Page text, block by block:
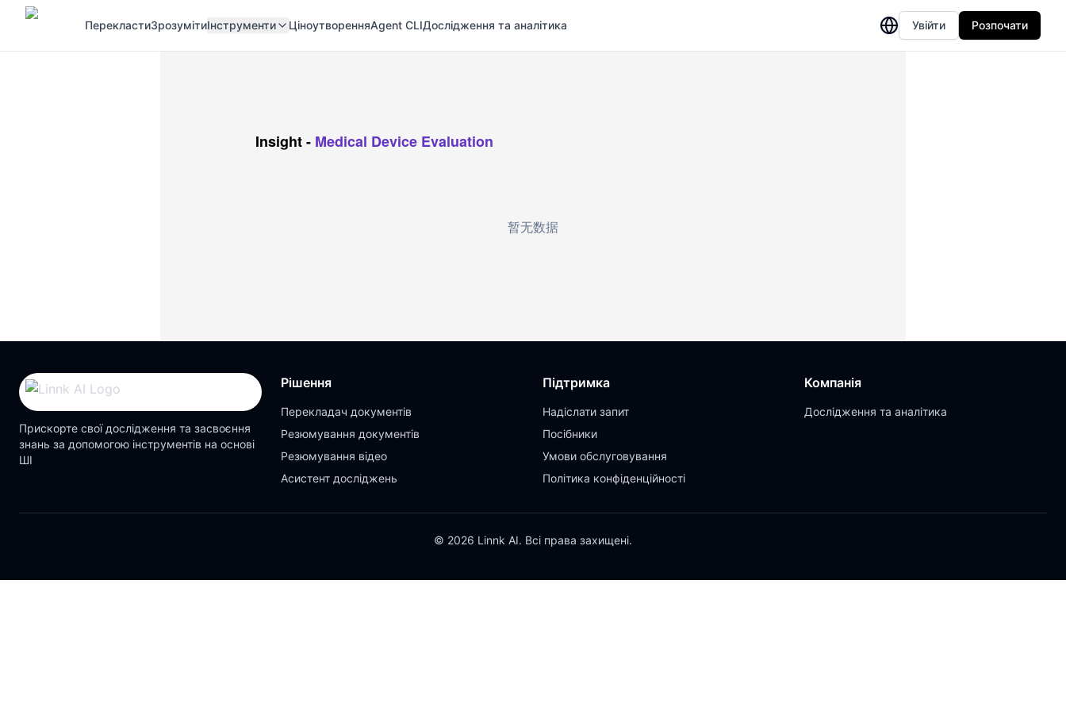
ПерекластиЗрозумітиІнструменти ЦіноутворенняAgent CLIДослідження та аналітика Увійти Розпочати
Insight- Medical Device Evaluation
暂无数据
Прискорте свої дослідження та засвоєння
знань за допомогою інструментів на основі
ШІ
Рішення
Перекладач документів
Резюмування документів
Резюмування відео
Асистент досліджень
Підтримка
Надіслати запит
Посібники
Умови обслуговування
Політика конфіденційності
Компанія
Дослідження та аналітика
© 2026 Linnk AI. Всі права захищені.